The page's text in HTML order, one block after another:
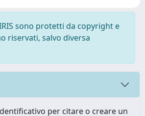
sono protetti da copyright e
riservati, salvo diversa
per citare o creare un